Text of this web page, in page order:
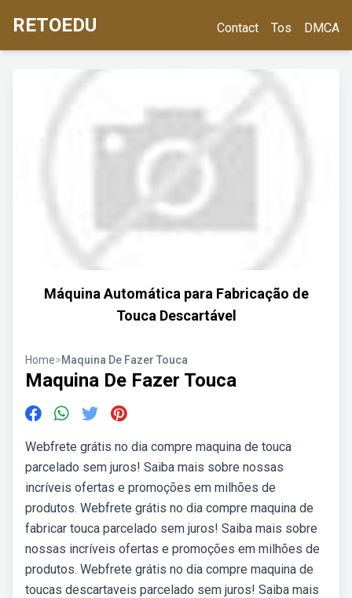
RETOEDU Contact Tos DMCA
Máquina Automática para Fabricação de
Touca Descartável
Home>Maquina De Fazer Touca
Maquina De Fazer Touca
Webfrete grátis no dia compre maquina de touca
parcelado sem juros! Saiba mais sobre nossas
incríveis ofertas e promoções em milhões de
produtos. Webfrete grátis no dia compre maquina de
fabricar touca parcelado sem juros! Saiba mais sobre
nossas incríveis ofertas e promoções em milhões de
produtos. Webfrete grátis no dia compre maquina de
toucas descartaveis parcelado sem juros! Saiba mais